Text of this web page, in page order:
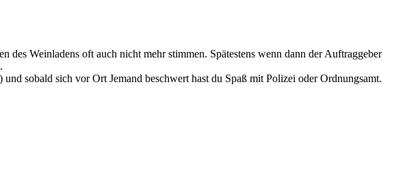
des Weinladens oft auch nicht mehr stimmen. Spätestens wenn dann der Auftraggeber
sobald sich vor Ort Jemand beschwert hast du Spaß mit Polizei oder Ordnungsamt.